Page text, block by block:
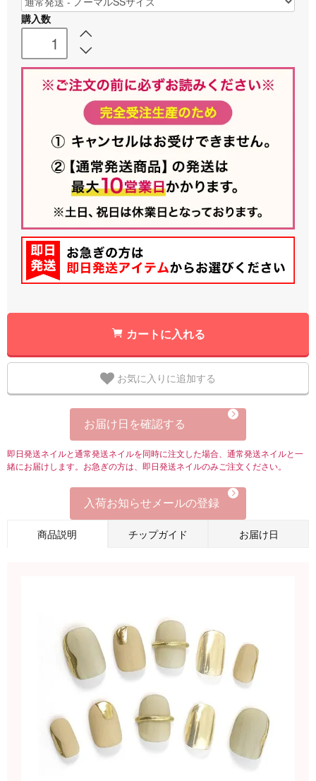
購入数
カートに入れる
お気に入りに追加する
お届け日を確認する
即日発送ネイルと通常発送ネイルを同時に注文した場合、通常発送ネイルと一
緒にお届けします。お急ぎの方は、即日発送ネイルのみご注文ください。
入荷お知らせメールの登録
商品説明 チップガイド お届け日